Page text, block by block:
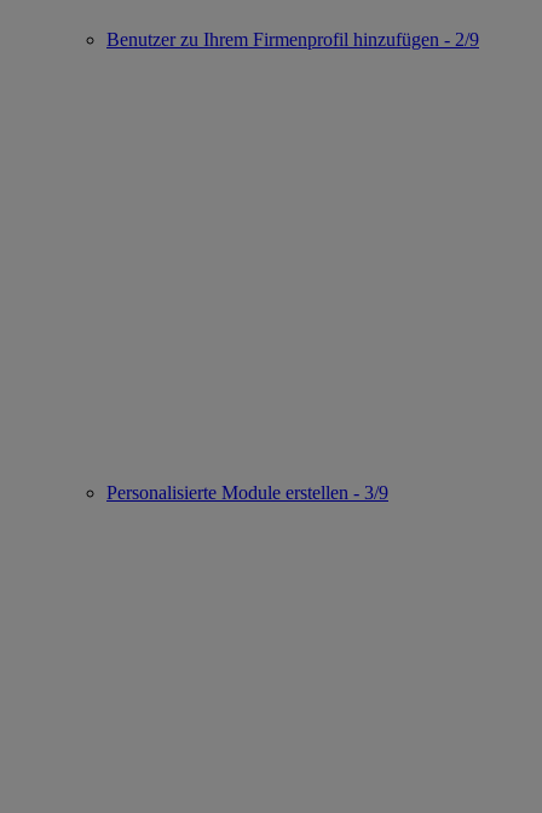
Benutzer zu Ihrem Firmenprofil hinzufügen - 2/9
Personalisierte Module erstellen - 3/9